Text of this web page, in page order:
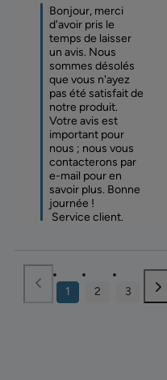
Bonjour, merci
d'avoir pris le
temps de laisser
un avis. Nous
sommes désolés
que vous n'ayez
pas été satisfait de
notre produit.
Votre avis est
important pour
nous ; nous vous
contacterons par
e-mail pour en
savoir plus. Bonne
journée !
Service client.
1 2 3